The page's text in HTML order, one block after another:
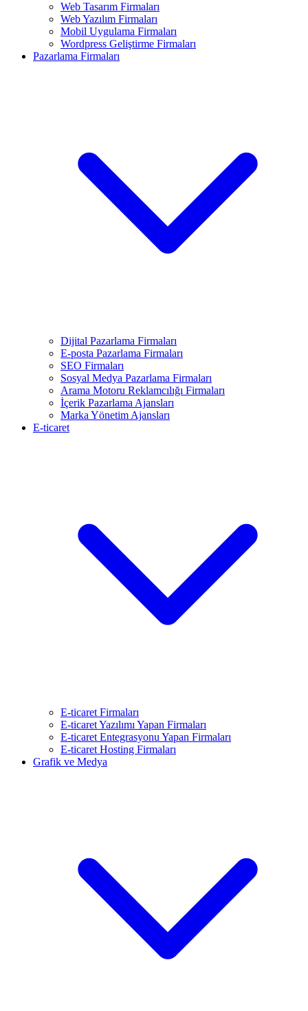
Web Tasarım Firmaları
Web Yazılım Firmaları
Mobil Uygulama Firmaları
Wordpress Geliştirme Firmaları
Pazarlama Firmaları
Dijital Pazarlama Firmaları
E-posta Pazarlama Firmaları
SEO Firmaları
Sosyal Medya Pazarlama Firmaları
Arama Motoru Reklamcılığı Firmaları
İçerik Pazarlama Ajansları
Marka Yönetim Ajansları
E-ticaret
E-ticaret Firmaları
E-ticaret Yazılımı Yapan Firmaları
E-ticaret Entegrasyonu Yapan Firmaları
E-ticaret Hosting Firmaları
Grafik ve Medya